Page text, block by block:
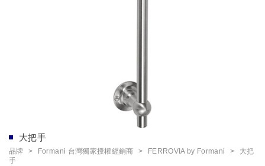
大把手
品牌 Formani 台灣獨家授權經銷商 FERROVIA by Formani
大把
手